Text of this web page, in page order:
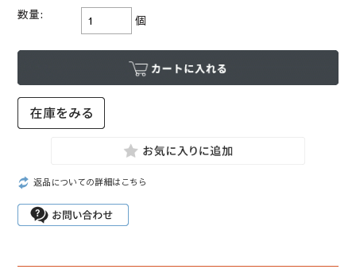
数量: 個
返品についての詳細はこちら